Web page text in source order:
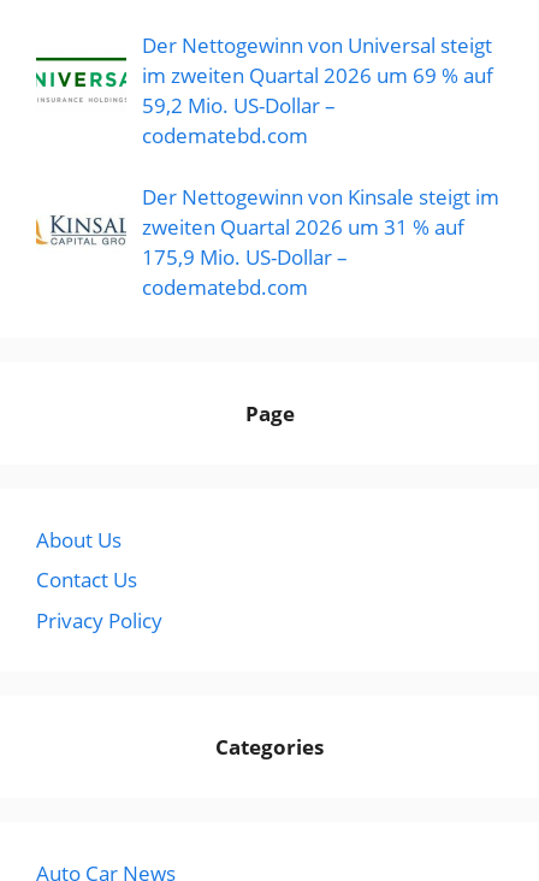
Der Nettogewinn von Universal steigt
im zweiten Quartal 2026 um 69 % auf
59,2 Mio. US-Dollar –
codematebd.com
Der Nettogewinn von Kinsale steigt im
zweiten Quartal 2026 um 31 % auf
175,9 Mio. US-Dollar –
codematebd.com
Page
About Us
Contact Us
Privacy Policy
Categories
Auto Car News